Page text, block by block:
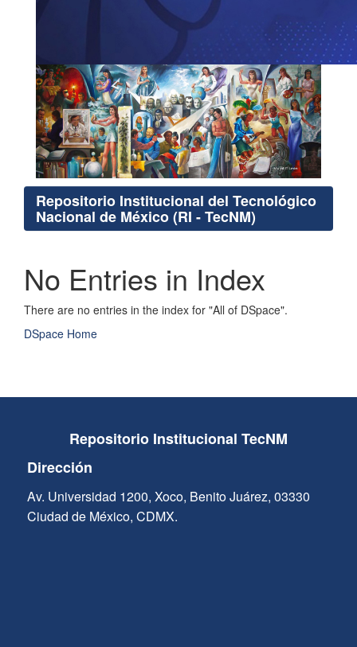
Repositorio Institucional del Tecnológico
Nacional de México (RI - TecNM)
No Entries in Index
There are no entries in the index for "All of DSpace".
DSpace Home
Repositorio Institucional TecNM
Dirección
Av. Universidad 1200, Xoco, Benito Juárez, 03330
Ciudad de México, CDMX.